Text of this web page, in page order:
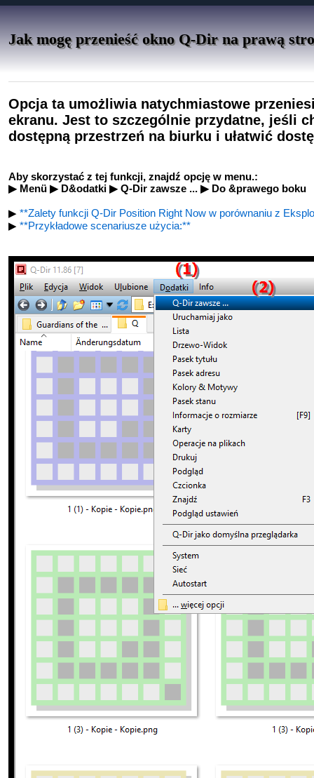
Jak mogę przenieść okno Q-Dir na prawą
Opcja ta umożliwia natychmiastowe
ekranu. Jest to szczególnie przydatne, jeśli
dostępną przestrzeń na biurku i ułatwić
Aby skorzystać z tej funkcji, znajdź opcję w menu.:
▶ Menü ▶ D&odatki ▶ Q-Dir zawsze ... ▶ Do &prawego boku
▶ **Zalety funkcji Q-Dir Position Right Now w porównaniu z
▶ **Przykładowe scenariusze użycia:**